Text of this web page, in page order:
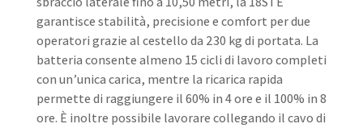
garantisce stabilità, precisione e comfort per due
operatori grazie al cestello da 230 kg di portata. La
batteria consente almeno 15 cicli di lavoro completi
con un’unica carica, mentre la ricarica rapida
permette di raggiungere il 60% in 4 ore e il 100% in 8
ore. È inoltre possibile lavorare collegando il cavo di